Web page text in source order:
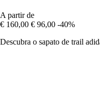
A partir de
€ 160,00 € 96,00 -40%
Descubra o sapato de trail